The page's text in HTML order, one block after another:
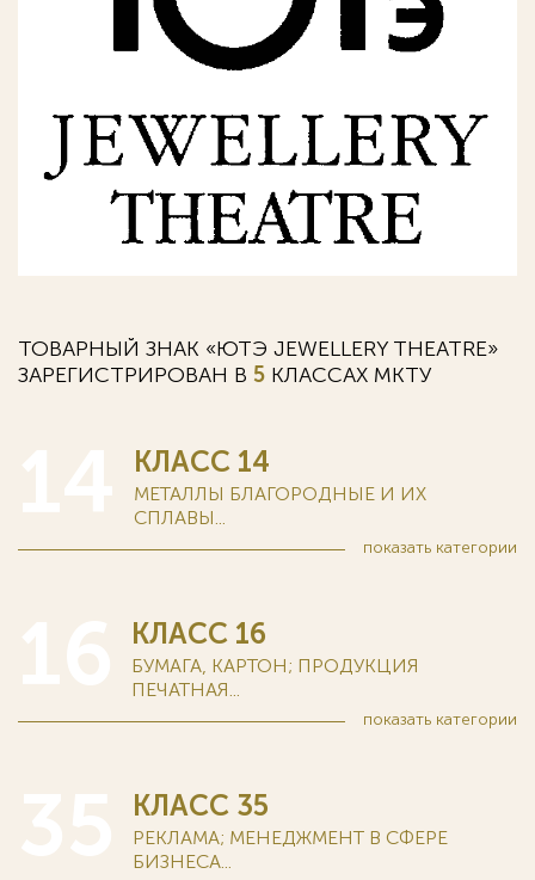
ТОВАРНЫЙ ЗНАК «ЮТЭ JEWELLERY THEATRE»
ЗАРЕГИСТРИРОВАН В 5 КЛАССАХ MKTУ
КЛАСС 14
МЕТАЛЛЫ БЛАГОРОДНЫЕ И ИХ
СПЛАВЫ...
показать категории
КЛАСС 16
БУМАГА, КАРТОН; ПРОДУКЦИЯ
ПЕЧАТНАЯ...
показать категории
КЛАСС 35
РЕКЛАМА; МЕНЕДЖМЕНТ В СФЕРЕ
БИЗНЕСА...